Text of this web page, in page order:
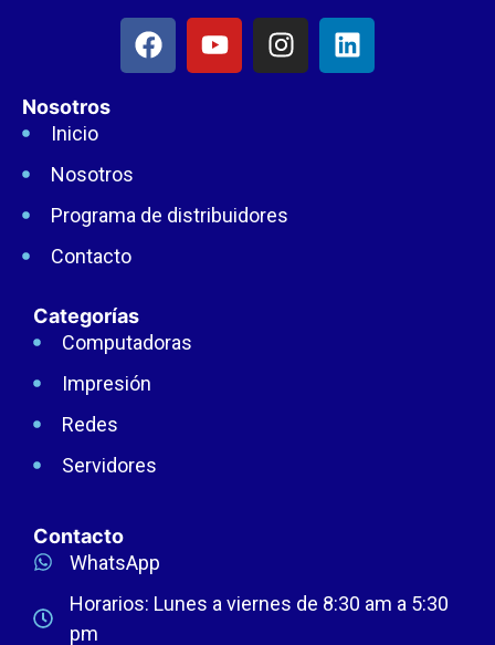
Nosotros
Inicio
Nosotros
Programa de distribuidores
Contacto
Categorías
Computadoras
Impresión
Redes
Servidores
Contacto
WhatsApp
Horarios: Lunes a viernes de 8:30 am a 5:30
pm